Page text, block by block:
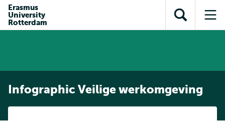
inhoud
Direct naar
subnavigatie
Erasmus
University
Rotterdam
Toon
zoekveld
Infographic Veilige werkomgeving